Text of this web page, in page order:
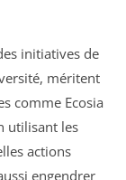
initiatives de
méritent
comme Ecosia
utilisant les
actions
engendrer